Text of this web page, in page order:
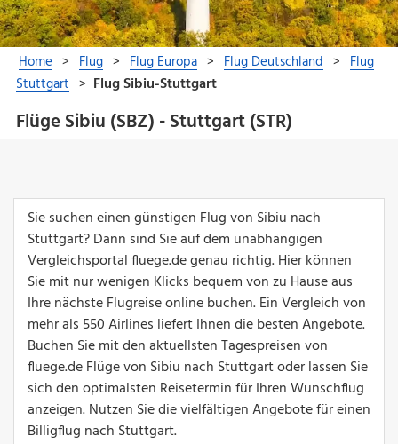
Flüge Sibiu (SBZ) - Stuttgart (STR)
Sie suchen einen günstigen Flug von Sibiu nach
Stuttgart? Dann sind Sie auf dem unabhängigen
Vergleichsportal fluege.de genau richtig. Hier können
Sie mit nur wenigen Klicks bequem von zu Hause aus
Ihre nächste Flugreise online buchen. Ein Vergleich von
mehr als 550 Airlines liefert Ihnen die besten Angebote.
Buchen Sie mit den aktuellsten Tagespreisen von
fluege.de Flüge von Sibiu nach Stuttgart oder lassen Sie
sich den optimalsten Reisetermin für Ihren Wunschflug
anzeigen. Nutzen Sie die vielfältigen Angebote für einen
Billigflug nach Stuttgart.